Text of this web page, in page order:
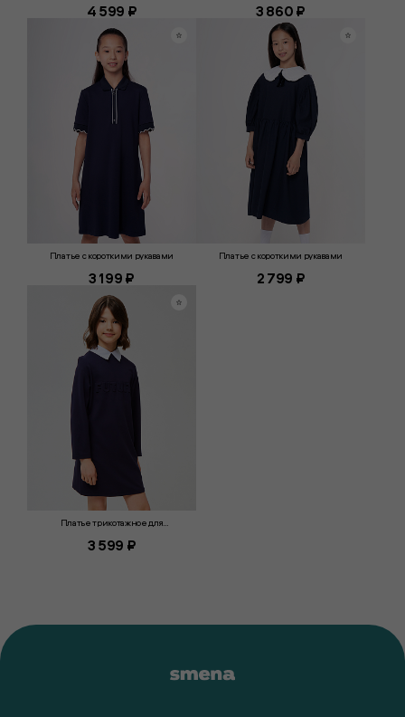
4 599 ₽ 3 860 ₽
Платье с короткими рукавами
3 199 ₽
Платье с короткими рукавами
2 799 ₽
Платье трикотажное для
3 599 ₽